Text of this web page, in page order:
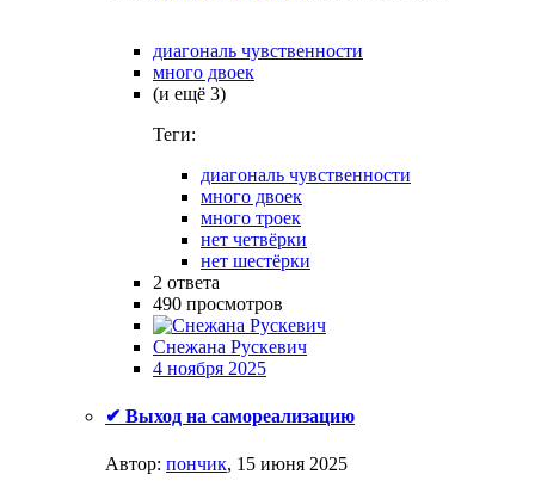
диагональ чувственности
много двоек
(и ещё 3)
Теги:
диагональ чувственности
много двоек
много троек
нет четвёрки
нет шестёрки
2 ответа
490 просмотров
Снежана Рускевич
4 ноября 2025
✔ Выход на самореализацию
Автор: пончик, 15 июня 2025